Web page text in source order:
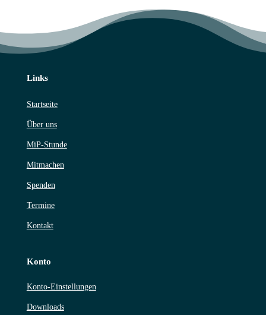
Links
Startseite
Über uns
MiP-Stunde
Mitmachen
Spenden
Termine
Kontakt
Konto
Konto-Einstellungen
Downloads